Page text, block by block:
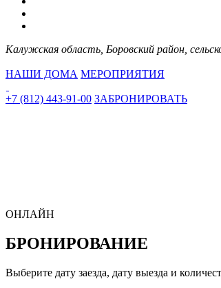
Калужская область, Боровский район,
НАШИ ДОМА МЕРОПРИЯТИЯ
+7 (812) 443-91-00 ЗАБРОНИРОВАТЬ
ОНЛАЙН
БРОНИРОВАНИЕ
Выберите дату заезда, дату выезда и